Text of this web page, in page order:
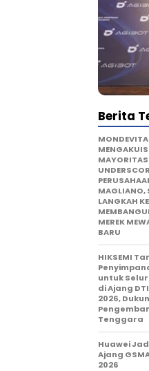
Berita
MONDEVITA
MAGLIANO,
LANGKAH
MEREK
BARU
HIKSEMI
untuk
di Ajang
2026,
Tenggara
Huawei
Ajang
2026